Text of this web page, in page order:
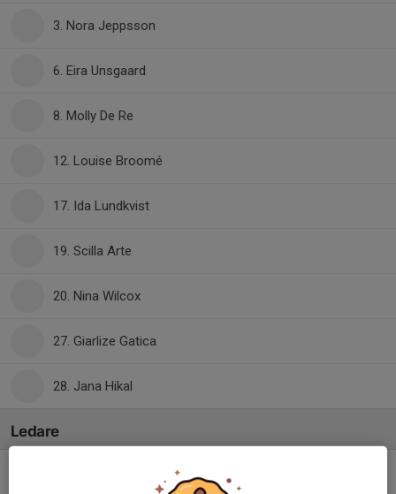
3. Nora Jeppsson
6. Eira Unsgaard
8. Molly De Re
12. Louise Broomé
17. Ida Lundkvist
19. Scilla Arte
20. Nina Wilcox
27. Giarlize Gatica
28. Jana Hikal
Ledare
Tränare